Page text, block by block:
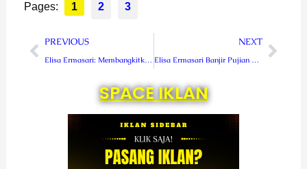
Pages: 1 2 3
Prev
PREVIOUS
Elisa Ermasari: Membangkitkan Harapan Bengkulu melalui Visi Inovatif dan Kepemimpinan yang Penuh Empati
NEXT
Elisa Ermasari Banjir Pujian Netizen Facebook dan Tiktok
Next
SPACE IKLAN